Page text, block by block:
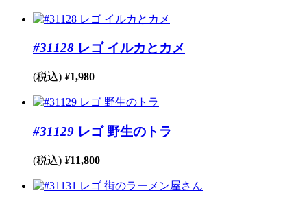
#31128 レゴ イルカとカメ
(税込) ¥1,980
#31129 レゴ 野生のトラ
(税込) ¥11,800